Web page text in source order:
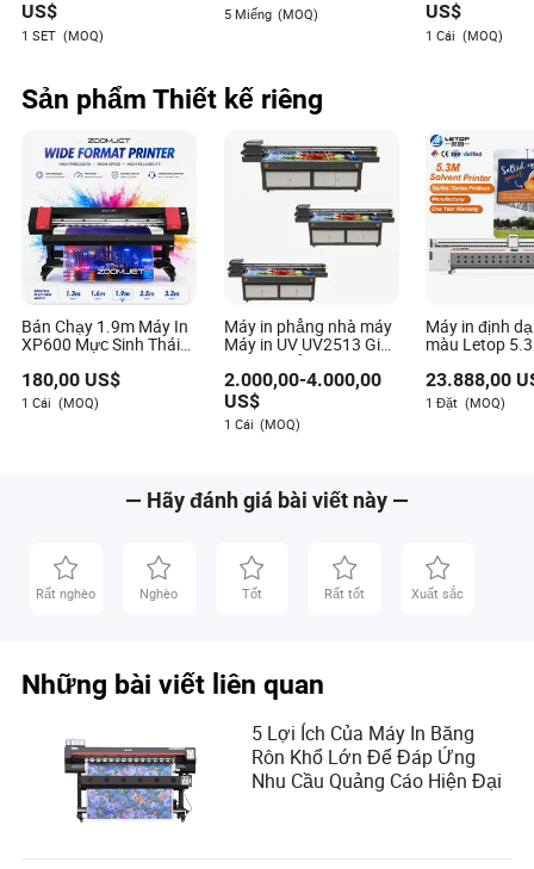
US$
1 SET (MOQ)
F173090 Tx800 I3200
L850 XP600 Dx5 Dx7
5 Miếng (MOQ)
Yinghe
US$
1 Cái (MOQ)
Sản phẩm Thiết kế riêng
Bán Chạy 1.9m Máy In
XP600 Mực Sinh Thái
Vinyl Định Dạng Lớn
180,00 US$
1 Cái (MOQ)
Máy in phẳng nhà máy
Máy in UV UV2513 Giá
máy in phẳng chất
lượng tốt cho gỗ Biển
quảng cáo
2.000,00-4.000,00
US$
1 Cái (MOQ)
Máy in định
màu Letop
23.888,00
1 Đặt (MOQ)
— Hãy đánh giá bài viết này —
Rất nghèo Nghèo Tốt Rất tốt Xuất sắc
Những bài viết liên quan
5 Lợi Ích Của Máy In Băng
Rôn Khổ Lớn Để Đáp Ứng
Nhu Cầu Quảng Cáo Hiện Đại